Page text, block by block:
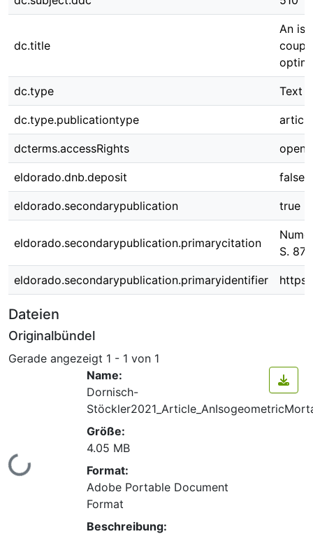
dc.title
An
dc.type Text
dc.type.publicationtype article
dcterms.accessRights open
eldorado.dnb.deposit false
eldorado.secondarypublication true
eldorado.secondarypublication.primarycitation
S.
eldorado.secondarypublication.primaryidentifier
Dateien
Originalbündel
Gerade angezeigt 1 - 1 von 1
Lade...
Name:
Dornisch-
Größe:
4.05 MB
Format:
Adobe Portable Document
Format
Beschreibung: